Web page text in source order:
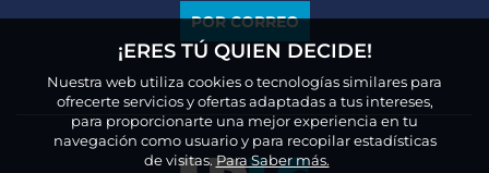
POR CORREO
¡ERES TÚ QUIEN DECIDE!
Nuestra web utiliza cookies o tecnologías similares para
ofrecerte servicios y ofertas adaptadas a tus intereses,
para proporcionarte una mejor experiencia en tu
navegación como usuario y para recopilar estadísticas
de visitas.Para Saber más.